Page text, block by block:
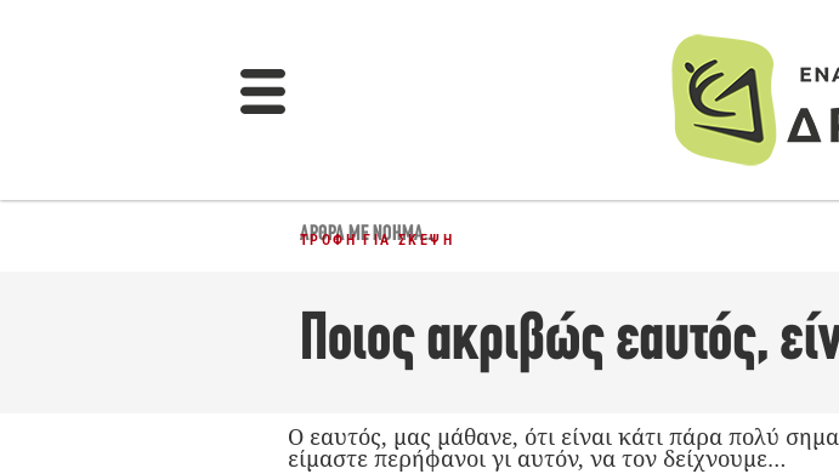
ΆΡΘΡΑ ΜΕ ΝΌΗΜΑ...
ΤΡΟΦΉ ΓΙΑ ΣΚΈΨΗ
Ποιος ακριβώς εαυτός,
Ο εαυτός, μας μάθανε, ότι είναι κάτι πάρα πολύ
είμαστε περήφανοι γι αυτόν, να τον δείχνουμε…